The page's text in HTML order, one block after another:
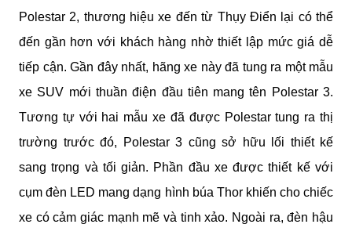
Polestar 2, thương hiệu xe đến từ Thụy Điển lại có thể
đến gần hơn với khách hàng nhờ thiết lập mức giá dễ
tiếp cận. Gần đây nhất, hãng xe này đã tung ra một mẫu
xe SUV mới thuần điện đầu tiên mang tên Polestar 3.
Tương tự với hai mẫu xe đã được Polestar tung ra thị
trường trước đó, Polestar 3 cũng sở hữu lối thiết kế
sang trọng và tối giản. Phần đầu xe được thiết kế với
cụm đèn LED mang dạng hình búa Thor khiến cho chiếc
xe có cảm giác mạnh mẽ và tinh xảo. Ngoài ra, đèn hậu